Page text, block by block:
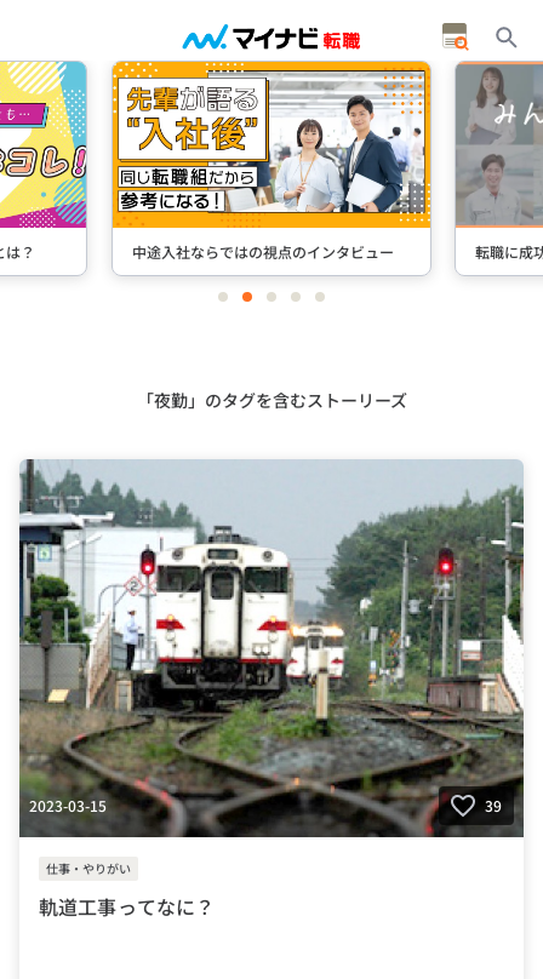
？ 中途入社ならではの視点のインタビュー 転職に成
itemitemitemitemitem
「夜勤」のタグを含むストーリーズ
2023-03-15 39
仕事・やりがい
軌道工事ってなに？